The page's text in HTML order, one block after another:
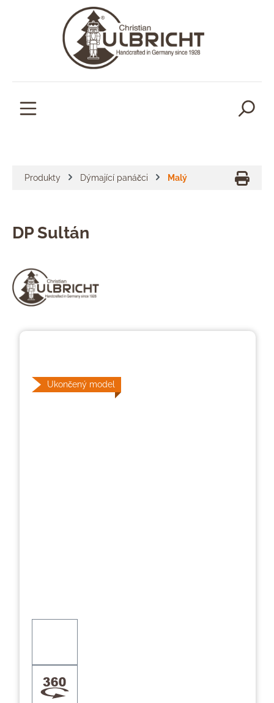
Produkty Dýmající panáčci Malý
DP Sultán
Ukončený model